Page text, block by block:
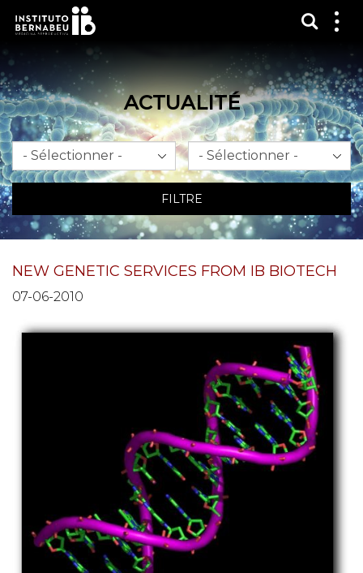
ACTUALITÉ
Mois An
FILTRE
NEW GENETIC SERVICES FROM IB BIOTECH
07-06-2010